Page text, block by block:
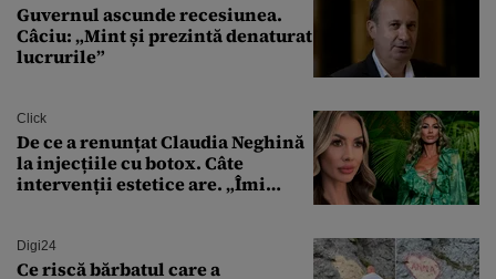
Guvernul ascunde recesiunea.
Câciu: „Mint și prezintă denaturat
lucrurile”
Click
De ce a renunțat Claudia Neghină
la injecțiile cu botox. Câte
intervenții estetice are. „Îmi
Digi24
Ce riscă bărbatul care a